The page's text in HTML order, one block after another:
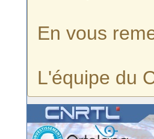
En vous
L'équipe du